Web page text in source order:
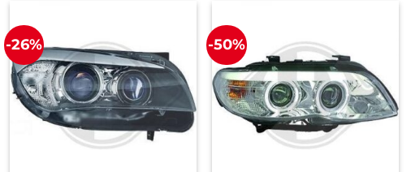
-26% -50%